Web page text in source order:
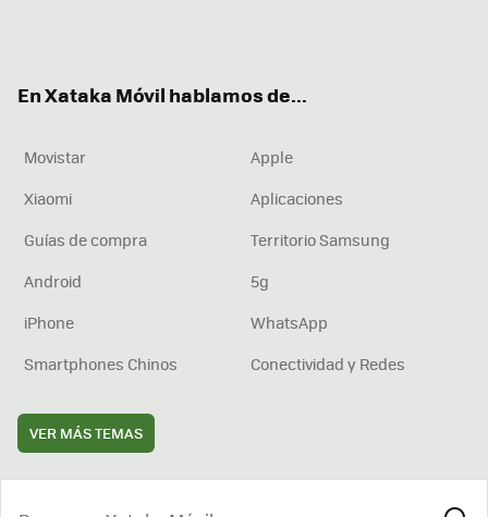
En Xataka Móvil hablamos de...
Movistar
Apple
Xiaomi
Aplicaciones
Guías de compra
Territorio Samsung
Android
5g
iPhone
WhatsApp
Smartphones Chinos
Conectividad y Redes
VER MÁS TEMAS